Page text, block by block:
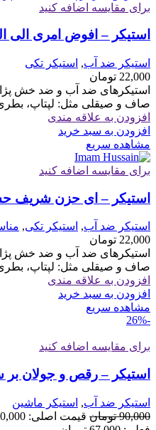
برای مقایسه اضافه کنید
استیکر – افوض امری الی
استیکر ضد آب, استیکر تکی
22,000 تومان
استیکرهای ضد آب و ضد خش
صاف و صیقلی مثل: لپتاپ، بطری
افزودن به علاقه مندی
افزودن به سبد خرید
مشاهده سریع
برای مقایسه اضافه کنید
استیکر – ای حزن شریف
استیکر ضد آب, استیکر تکی,
22,000 تومان
استیکرهای ضد آب و ضد خش
صاف و صیقلی مثل: لپتاپ، بطری
افزودن به علاقه مندی
افزودن به سبد خرید
مشاهده سریع
-26%
برای مقایسه اضافه کنید
استیکر – رقص و جولان بر
استیکر ضد آب, استیکر ماشین
90,000 تومان قیمت اصلی: 90,000 تومان بود.